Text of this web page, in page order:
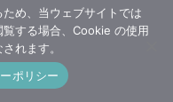
め、当ウェブサイトでは
する場合、Cookie の使用
れます。
ポリシー